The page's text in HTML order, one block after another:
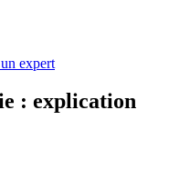
expert
: explication